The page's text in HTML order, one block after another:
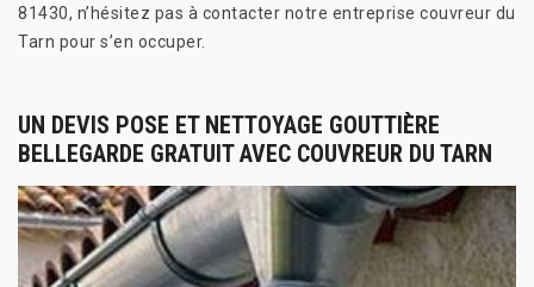
81430, n’hésitez pas à contacter notre entreprise couvreur du
Tarn pour s’en occuper.
UN DEVIS POSE ET NETTOYAGE GOUTTIÈRE
BELLEGARDE GRATUIT AVEC COUVREUR DU TARN